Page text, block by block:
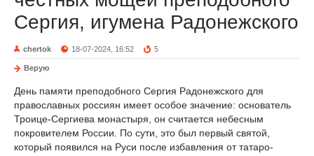
Сергия, игумена Радонежского
chertok 18-07-2024, 16:52 5
Верую
День памяти преподобного Сергия Радонежского для
православных россиян имеет особое значение: основатель
Троице-Сергиева монастыря, он считается небесным
покровителем России. По сути, это был первый святой,
который появился на Руси после избавления от татаро-